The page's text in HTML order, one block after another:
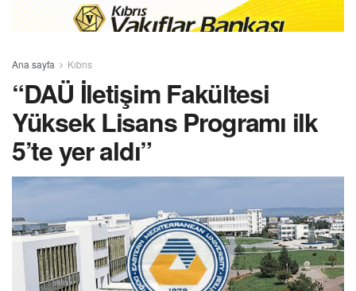
Ana sayfa Kıbrıs
“DAÜ İletişim Fakültesi
Yüksek Lisans Programı ilk
5’te yer aldı”